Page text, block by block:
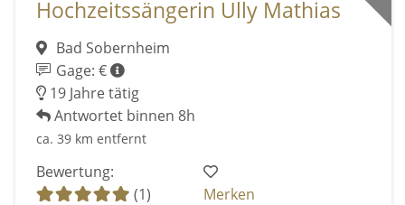
Hochzeitssängerin Ully Mathias
Bad Sobernheim
Gage: €
19 Jahre tätig
Antwortet binnen 8h
ca. 39 km entfernt
Bewertung:
(1)
Merken